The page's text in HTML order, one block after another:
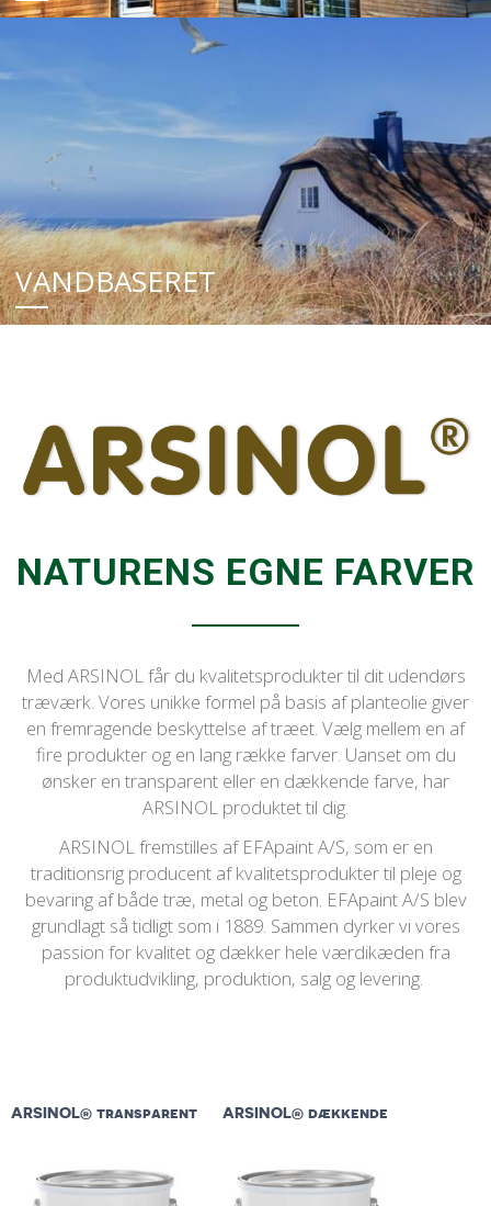
VANDBASERET
NATURENS EGNE FARVER
Med ARSINOL får du kvalitetsprodukter til dit udendørs
træværk. Vores unikke formel på basis af planteolie giver
en fremragende beskyttelse af træet. Vælg mellem en af
fire produkter og en lang række farver. Uanset om du
ønsker en transparent eller en dækkende farve, har
ARSINOL produktet til dig.
ARSINOL fremstilles af EFApaintA/S, som er en
traditionsrig producent af kvalitetsprodukter til pleje og
bevaring af både træ, metal og beton. EFApaintA/S blev
grundlagt så tidligt som i 1889. Sammen dyrker vi vores
passion for kvalitet og dækker hele værdikæden fra
produktudvikling, produktion, salg og levering.
ARSINOL® transparent ARSINOL® dækkende